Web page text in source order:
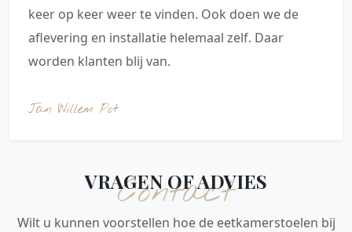
keer op keer weer te vinden. Ook doen we de
aflevering en installatie helemaal zelf. Daar
worden klanten blij van.
Jan Willem Pot
Contact
VRAGEN OF ADVIES
Wilt u kunnen voorstellen hoe de eetkamerstoelen bij